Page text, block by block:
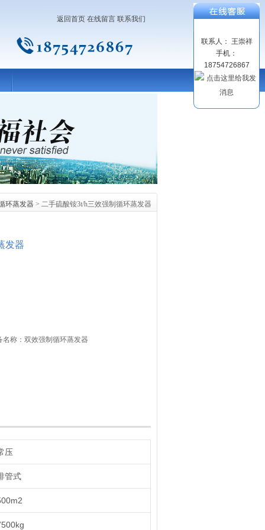
返回首页 在线留言 联系我们
环蒸发器 > 二手硫酸铵3t/h三效强制循环蒸发器
发器
称：双效强制循环蒸发器
压
管式
联系人： 王崇祥
手机：
18754726867